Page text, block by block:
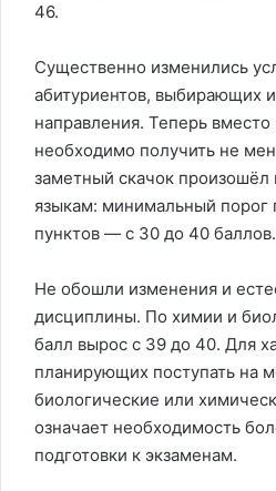
46.
Существенно изменились
абитуриентов, выбирающих
направления. Теперь
необходимо получить не
заметный скачок
языкам: минимальный порог
пунктов — с 30 до 40 баллов.
Не обошли изменения и
дисциплины. По химии и
балл вырос с 39 до 40. Для
планирующих поступать на
биологические или
означает необходимость
подготовки к экзаменам.